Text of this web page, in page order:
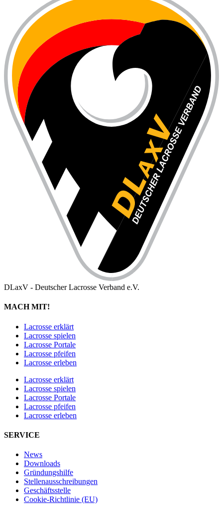
DLaxV - Deutscher Lacrosse Verband e.V.
MACH MIT!
Lacrosse erklärt
Lacrosse spielen
Lacrosse Portale
Lacrosse pfeifen
Lacrosse erleben
Lacrosse erklärt
Lacrosse spielen
Lacrosse Portale
Lacrosse pfeifen
Lacrosse erleben
SERVICE
News
Downloads
Gründungshilfe
Stellen­ausschreibungen
Geschäftsstelle
Cookie-Richtlinie (EU)